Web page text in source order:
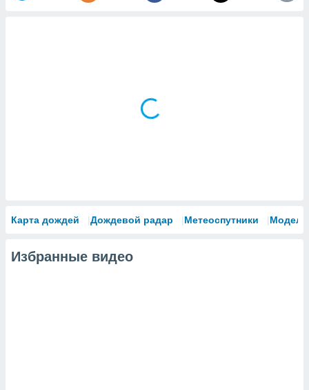
Карта дождей Дождевой радар Метеоспутники Модели
Избранные видео